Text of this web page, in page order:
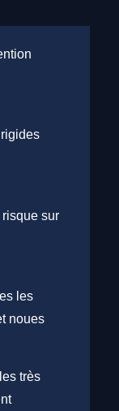
sur
les
noues
très